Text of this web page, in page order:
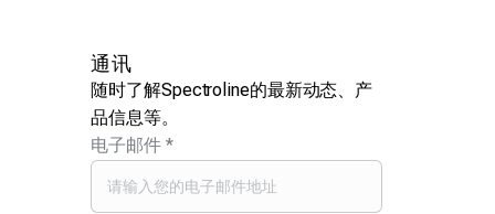
通讯
随时了解Spectroline的最新动态、产
品信息等。
电子邮件*